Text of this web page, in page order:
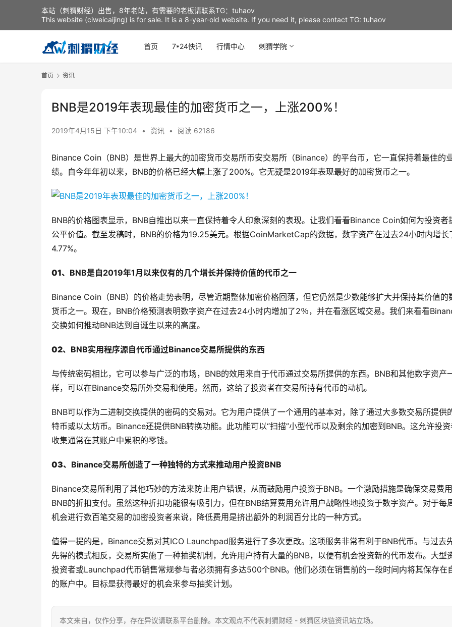
首页 7*24快讯 行情中心 刺猬学院
首页 资讯
BNB是2019年表现最佳的加密货币之一，上涨200%！
2019年4月15日 下午10:04 • 资讯 • 阅读 62186
Binance Coin（BNB）是世界上最大的加密货币交易所币安交易所（Binance）的平台币，它一直保持着最佳的
绩。自今年年初以来，BNB的价格已经大幅上涨了200%。它无疑是2019年表现最好的加密货币之一。
BNB的价格图表显示，BNB自推出以来一直保持着令人印象深刻的表现。让我们看看Binance Coin如何为投资者
公平价值。截至发稿时，BNB的价格为19.25美元。根据CoinMarketCap的数据，数字资产在过去24小时内增长
4.77%。
01、 BNB是自2019年1月以来仅有的几个增长并保持价值的代币之一
Binance Coin（BNB）的价格走势表明，尽管近期整体加密价格回落，但它仍然是少数能够扩大并保持其价值的
货币之一。现在，BNB价格预测表明数字资产在过去24小时内增加了2％，并在看涨区域交易。我们来看看
交换如何推动BNB达到自诞生以来的高度。
02、 BNB实用程序源自代币通过Binance交易所提供的东西
与传统密码相比，它可以参与广泛的市场，BNB的效用来自于代币通过交易所提供的东西。BNB和其他数字资产
样，可以在Binance交易所外交易和使用。然而，这给了投资者在交易所持有代币的动机。
BNB可以作为二进制交换提供的密码的交易对。它为用户提供了一个通用的基本对，除了通过大多数交易所提供
特币或以太坊币。Binance还提供BNB转换功能。此功能可以“扫描”小型代币以及剩余的加密到BNB。这允许投
收集通常在其账户中累积的零钱。
03、 Binance交易所创造了一种独特的方式来推动用户投资BNB
Binance交易所利用了其他巧妙的方法来防止用户错误，从而鼓励用户投资于BNB。一个激励措施是确保交易费
BNB的折扣支付。虽然这种折扣功能很有吸引力，但在BNB结算费用允许用户战略性地投资于数字资产。对于每
机会进行数百笔交易的加密投资者来说，降低费用是挤出额外的利润百分比的一种方式。
值得一提的是，Binance交易对其ICO Launchpad服务进行了多次更改。这项服务非常有利于BNB代币。与过去
先得的模式相反，交易所实施了一种抽奖机制，允许用户持有大量的BNB，以便有机会投资新的代币发布。大型
投资者或Launchpad代币销售常规参与者必须拥有多达500个BNB。他们必须在销售前的一段时间内将其保存在
的账户中。目标是获得最好的机会来参与抽奖计划。
本文来自 ，仅作分享，存在异议请联系平台删除。本文观点不代表刺猬财经 - 刺猬区块链资讯站立场。
本站（刺猬财经）出售，8年老站，有需要的老板请联系TG：tuhaov
This website (ciweicaijing) is for sale. It is a 8-year-old website. If you need it, please contact TG: tuhaov